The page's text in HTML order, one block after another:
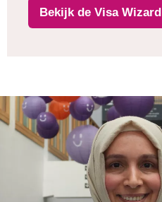
Bekijk de Visa Wizard